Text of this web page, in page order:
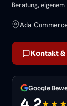
Beratung,
Ada
Kontakt &
Google